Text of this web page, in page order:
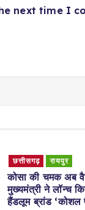
next time I
छत्तीसगढ़ रायपुर
कोसा की चमक अब
मुख्यमंत्री ने लॉन्च
हैंडलूम ब्रांड ‘कोशल